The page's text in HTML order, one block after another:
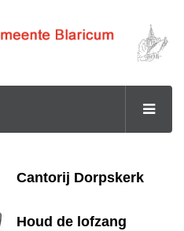
Cantorij Dorpskerk
Houd de lofzang